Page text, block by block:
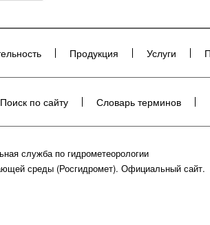
Продукция Услуги
Поиск по сайту Словарь терминов
служба по гидрометеорологии
среды (Росгидромет). Официальный сайт.